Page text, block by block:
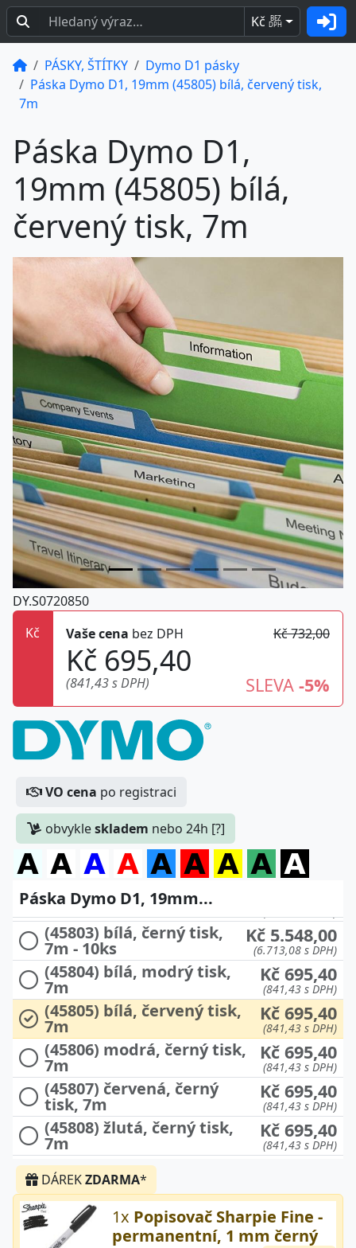
Kč BEZ
DPH
PÁSKY, ŠTÍTKY
Dymo D1 pásky
Páska Dymo D1, 19mm (45805) bílá, červený tisk,
7m
Páska Dymo D1,
19mm (45805) bílá,
červený tisk, 7m
DY.S0720850
Kč
Vaše cena bez DPH Kč 732,00
Kč 695,40
(841,43 s DPH) SLEVA -5%
VO cena po registraci
obvykleskladem nebo 24h [?]
Páska Dymo D1, 19mm...
(45800) průhledná, černý
tisk, 7m
Kč 695,40
(841,43 s DPH)
(45803) bílá, černý tisk, 7m
(45803) bílá, černý tisk,
7m - 10ks
Kč 5.548,00
(6.713,08 s DPH)
(45804) bílá, modrý tisk,
7m
Kč 695,40
(841,43 s DPH)
(45805) bílá, červený tisk,
7m
Kč 695,40
(841,43 s DPH)
(45806) modrá, černý tisk,
7m
Kč 695,40
(841,43 s DPH)
(45807) červená, černý
tisk, 7m
Kč 695,40
(841,43 s DPH)
(45808) žlutá, černý tisk,
7m
Kč 695,40
(841,43 s DPH)
(45809) zelená, černý tisk,
7m
(45811) černá, bílý tisk, 7m Kč 695,40
(841,43 s DPH)
DÁREKZDARMA*
1x Popisovač Sharpie Fine -
permanentní, 1 mm černý